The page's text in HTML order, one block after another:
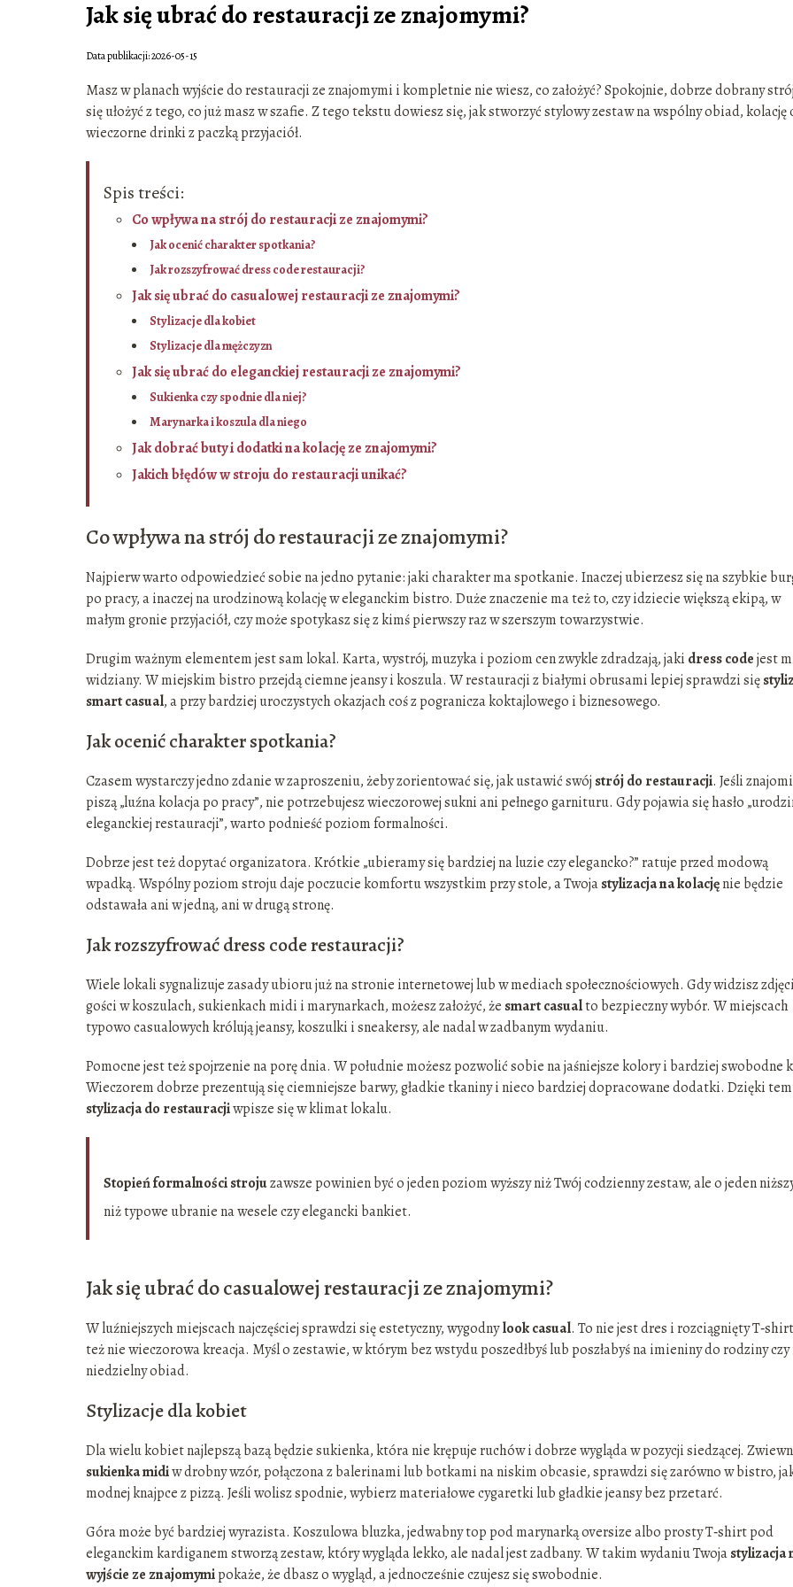
Jak się ubrać do restauracji ze znajomymi?
Data publikacji: 2026-05-15
Masz w planach wyjście do restauracji ze znajomymi i kompletnie nie wiesz, co założyć? Spokojnie, dobrze dobrany
się ułożyć z tego, co już masz w szafie. Z tego tekstu dowiesz się, jak stworzyć stylowy zestaw na wspólny obiad, kolację
wieczorne drinki z paczką przyjaciół.
Spis treści:
Co wpływa na strój do restauracji ze znajomymi?
Jak ocenić charakter spotkania?
Jak rozszyfrować dress code restauracji?
Jak się ubrać do casualowej restauracji ze znajomymi?
Stylizacje dla kobiet
Stylizacje dla mężczyzn
Jak się ubrać do eleganckiej restauracji ze znajomymi?
Sukienka czy spodnie dla niej?
Marynarka i koszula dla niego
Jak dobrać buty i dodatki na kolację ze znajomymi?
Jakich błędów w stroju do restauracji unikać?
Co wpływa na strój do restauracji ze znajomymi?
Najpierw warto odpowiedzieć sobie na jedno pytanie: jaki charakter ma spotkanie. Inaczej ubierzesz się na szybkie
po pracy, a inaczej na urodzinową kolację w eleganckim bistro. Duże znaczenie ma też to, czy idziecie większą ekipą, w
małym gronie przyjaciół, czy może spotykasz się z kimś pierwszy raz w szerszym towarzystwie.
Drugim ważnym elementem jest sam lokal. Karta, wystrój, muzyka i poziom cen zwykle zdradzają, jaki dress codejest
widziany. W miejskim bistro przejdą ciemne jeansy i koszula. W restauracji z białymi obrusami lepiej sprawdzi się
smart casual, a przy bardziej uroczystych okazjach coś z pogranicza koktajlowego i biznesowego.
Jak ocenić charakter spotkania?
Czasem wystarczy jedno zdanie w zaproszeniu, żeby zorientować się, jak ustawić swój strój do restauracji. Jeśli znajomi
piszą „luźna kolacja po pracy”, nie potrzebujesz wieczorowej sukni ani pełnego garnituru. Gdy pojawia się hasło
eleganckiej restauracji”, warto podnieść poziom formalności.
Dobrze jest też dopytać organizatora. Krótkie „ubieramy się bardziej na luzie czy elegancko?” ratuje przed modową
wpadką. Wspólny poziom stroju daje poczucie komfortu wszystkim przy stole, a Twojastylizacja na kolacjęnie będzie
odstawała ani w jedną, ani w drugą stronę.
Jak rozszyfrować dress code restauracji?
Wiele lokali sygnalizuje zasady ubioru już na stronie internetowej lub w mediach społecznościowych. Gdy widzisz
gości w koszulach, sukienkach midi i marynarkach, możesz założyć, że smart casualto bezpieczny wybór. W miejscach
typowo casualowych królują jeansy, koszulki i sneakersy, ale nadal w zadbanym wydaniu.
Pomocne jest też spojrzenie na porę dnia. W południe możesz pozwolić sobie na jaśniejsze kolory i bardziej swobodne
Wieczorem dobrze prezentują się ciemniejsze barwy, gładkie tkaniny i nieco bardziej dopracowane dodatki. Dzięki
stylizacja do restauracjiwpisze się w klimat lokalu.
Stopień formalności strojuzawsze powinien być o jeden poziom wyższy niż Twój codzienny zestaw, ale o jeden
niż typowe ubranie na wesele czy elegancki bankiet.
Jak się ubrać do casualowej restauracji ze znajomymi?
W luźniejszych miejscach najczęściej sprawdzi się estetyczny, wygodnylook casual. To nie jest dres i rozciągnięty
też nie wieczorowa kreacja. Myśl o zestawie, w którym bez wstydu poszedłbyś lub poszłabyś na imieniny do rodziny czy
niedzielny obiad.
Stylizacje dla kobiet
Dla wielu kobiet najlepszą bazą będzie sukienka, która nie krępuje ruchów i dobrze wygląda w pozycji siedzącej.
sukienka midiw drobny wzór, połączona z balerinami lub botkami na niskim obcasie, sprawdzi się zarówno w bistro,
modnej knajpce z pizzą. Jeśli wolisz spodnie, wybierz materiałowe cygaretki lub gładkie jeansy bez przetarć.
Góra może być bardziej wyrazista. Koszulowa bluzka, jedwabny top pod marynarką oversize albo prosty T‑shirt pod
eleganckim kardiganem stworzą zestaw, który wygląda lekko, ale nadal jest zadbany. W takim wydaniu Twojastylizacja
wyjście ze znajomymipokaże, że dbasz o wygląd, a jednocześnie czujesz się swobodnie.